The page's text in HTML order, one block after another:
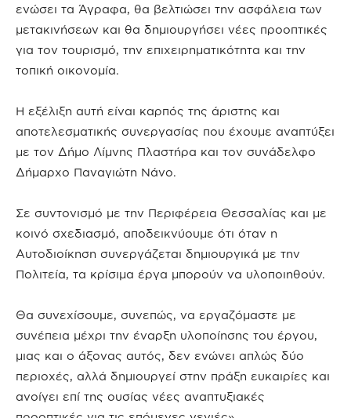
ενώσει τα Άγραφα, θα βελτιώσει την ασφάλεια των
μετακινήσεων και θα δημιουργήσει νέες προοπτικές
για τον τουρισμό, την επιχειρηματικότητα και την
τοπική οικονομία.
Η εξέλιξη αυτή είναι καρπός της άριστης και
αποτελεσματικής συνεργασίας που έχουμε αναπτύξει
με τον Δήμο Λίμνης Πλαστήρα και τον συνάδελφο
Δήμαρχο Παναγιώτη Νάνο.
Σε συντονισμό με την Περιφέρεια Θεσσαλίας και με
κοινό σχεδιασμό, αποδεικνύουμε ότι όταν η
Αυτοδιοίκηση συνεργάζεται δημιουργικά με την
Πολιτεία, τα κρίσιμα έργα μπορούν να υλοποιηθούν.
Θα συνεχίσουμε, συνεπώς, να εργαζόμαστε με
συνέπεια μέχρι την έναρξη υλοποίησης του έργου,
μιας και ο άξονας αυτός, δεν ενώνει απλώς δύο
περιοχές, αλλά δημιουργεί στην πράξη ευκαιρίες και
ανοίγει επί της ουσίας νέες αναπτυξιακές